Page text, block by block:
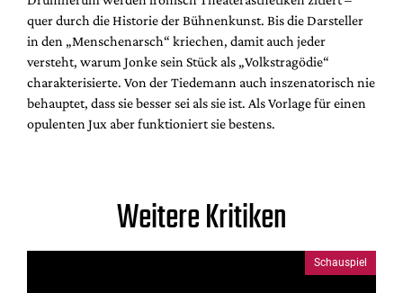
quer durch die Historie der Bühnenkunst. Bis die Darsteller
in den „Menschenarsch“ kriechen, damit auch jeder
versteht, warum Jonke sein Stück als „Volkstragödie“
charakterisierte. Von der Tiedemann auch inszenatorisch nie
behauptet, dass sie besser sei als sie ist. Als Vorlage für einen
opulenten Jux aber funktioniert sie bestens.
Weitere Kritiken
Schauspiel